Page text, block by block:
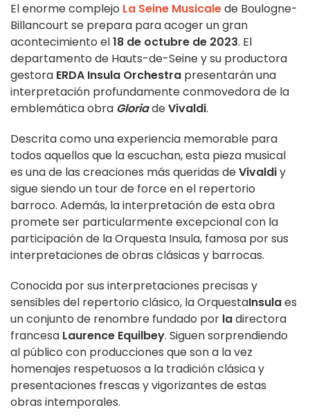
El enorme complejo La Seine Musicalede Boulogne-
Billancourt se prepara para acoger un gran
acontecimiento el18 de octubre de 2023. El
departamento de Hauts-de-Seine y su productora
gestora ERDA Insula Orchestra presentarán una
interpretación profundamente conmovedora de la
emblemática obra GloriadeVivaldi.
Descrita como una experiencia memorable para
todos aquellos que la escuchan, esta pieza musical
es una de las creaciones más queridas deVivaldiy
sigue siendo un tour de force en el repertorio
barroco. Además, la interpretación de esta obra
promete ser particularmente excepcional con la
participación de la Orquesta Insula, famosa por sus
interpretaciones de obras clásicas y barrocas.
Conocida por sus interpretaciones precisas y
sensibles del repertorio clásico, la OrquestaInsulaes
un conjunto de renombre fundado por ladirectora
francesa Laurence Equilbey. Siguen sorprendiendo
al público con producciones que son a la vez
homenajes respetuosos a la tradición clásica y
presentaciones frescas y vigorizantes de estas
obras intemporales.